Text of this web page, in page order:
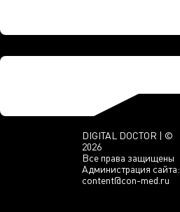
DIGITAL DOCTOR | ©
2026
Все права защищены
Администрация сайта:
content@con-med.ru